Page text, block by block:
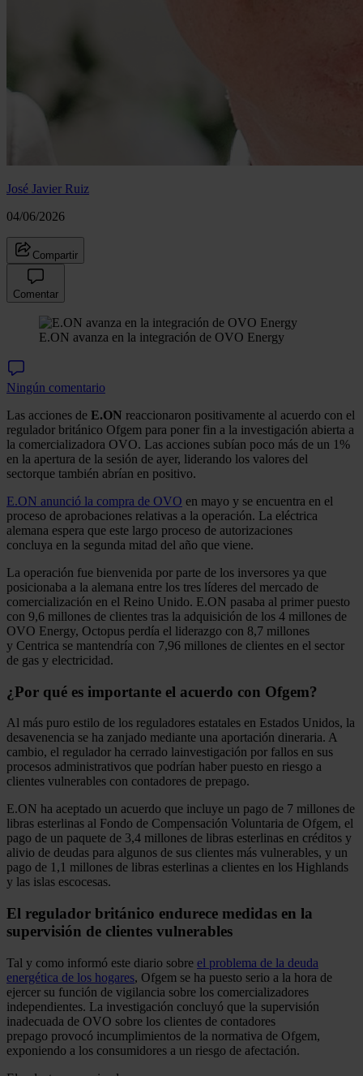
José Javier Ruiz
04/06/2026
Compartir
Comentar
E.ON avanza en la integración de OVO Energy
Ningún comentario
Las acciones de E.ON reaccionaron positivamente al acuerdo con el
regulador británico Ofgem para poner fin a la investigación abierta a
la comercializadora OVO. Las acciones subían poco más de un 1%
en la apertura de la sesión de ayer, liderando los valores del
sectorque también abrían en positivo.
E.ON anunció la compra de OVO en mayo y se encuentra en el
proceso de aprobaciones relativas a la operación. La eléctrica
alemana espera que este largo proceso de autorizaciones
concluya en la segunda mitad del año que viene.
La operación fue bienvenida por parte de los inversores ya que
posicionaba a la alemana entre los tres líderes del mercado de
comercialización en el Reino Unido. E.ON pasaba al primer puesto
con 9,6 millones de clientes tras la adquisición de los 4 millones de
OVO Energy, Octopus perdía el liderazgo con 8,7 millones
y Centrica se mantendría con 7,96 millones de clientes en el sector
de gas y electricidad.
¿Por qué es importante el acuerdo con Ofgem?
Al más puro estilo de los reguladores estatales en Estados Unidos, la
desavenencia se ha zanjado mediante una aportación dineraria. A
cambio, el regulador ha cerrado lainvestigación por fallos en sus
procesos administrativos que podrían haber puesto en riesgo a
clientes vulnerables con contadores de prepago.
E.ON ha aceptado un acuerdo que incluye un pago de 7 millones de
libras esterlinas al Fondo de Compensación Voluntaria de Ofgem, el
pago de un paquete de 3,4 millones de libras esterlinas en créditos y
alivio de deudas para algunos de sus clientes más vulnerables, y un
pago de 1,1 millones de libras esterlinas a clientes en los Highlands
y las islas escocesas.
El regulador británico endurece medidas en la
supervisión de clientes vulnerables
Tal y como informó este diario sobre el problema de la deuda
energética de los hogares, Ofgem se ha puesto serio a la hora de
ejercer su función de vigilancia sobre los comercializadores
independientes. La ​​investigación concluyó que la supervisión
inadecuada de OVO sobre los clientes de contadores
prepago provocó incumplimientos de la normativa de Ofgem,
exponiendo a los consumidores a un riesgo de afectación.